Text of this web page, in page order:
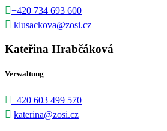
+420 734 693 600
 klusackova@zosi.cz
Kateřina Hrabčáková
Verwaltung
+420 603 499 570
 katerina@zosi.cz